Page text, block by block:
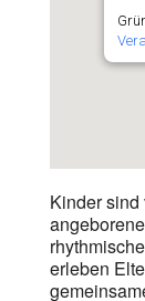
Kinder
erleben